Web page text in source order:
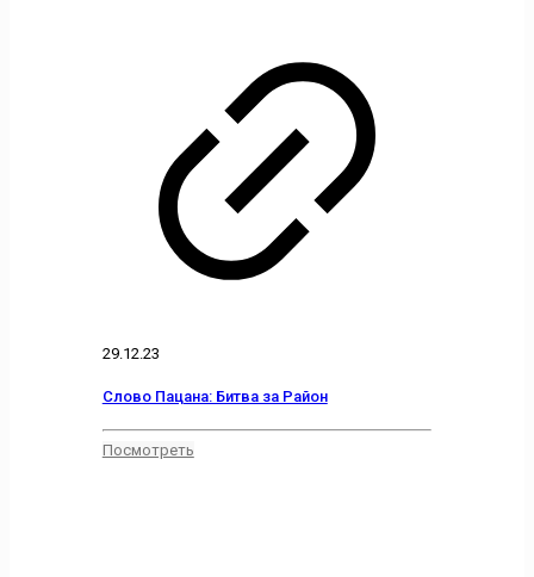
29.12.23
Слово Пацана: Битва за Район
Посмотреть